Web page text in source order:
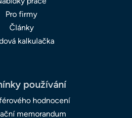
Pro firmy
Články
kalkulačka
používání
hodnocení
memorandum